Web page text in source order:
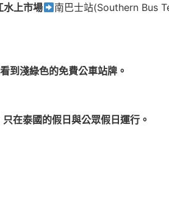
水上市場 南巴士站(Southern Bus
淺綠色的免費公車站牌。
在泰國的假日與公眾假日運行。